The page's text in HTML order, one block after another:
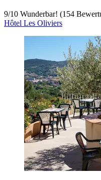
9/10 Wunderbar! (154
Hôtel Les Oliviers